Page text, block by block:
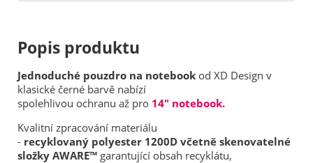
Popis produktu
Jednoduché pouzdro na notebook od XD Design v
klasické černé barvě nabízí
spolehlivou ochranu až pro 14" notebook.
Kvalitní zpracování materiálu
- recyklovaný polyester 1200D včetně skenovatelné
složky AWARE™ garantující obsah recyklátu,